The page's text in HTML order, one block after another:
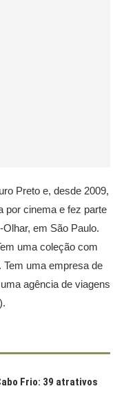
Preto e, desde 2009,
por cinema e fez parte
em São Paulo.
uma coleção com
uma empresa de
agência de viagens
Frio: 39 atrativos